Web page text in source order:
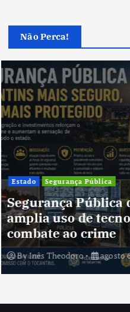
Não Perca!
Cultura
Cultura do
tradições e
um estado em
transformação
ByInês Theodoro